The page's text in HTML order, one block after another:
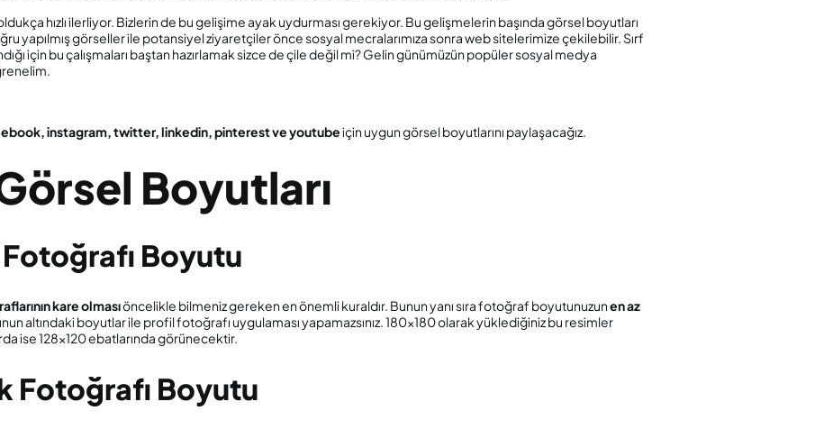
hızlı ilerliyor. Bizlerin de bu gelişime ayak uydurması gerekiyor. Bu gelişmelerin başında görsel boyutları
yapılmış görseller ile potansiyel ziyaretçiler önce sosyal mecralarımıza sonra web sitelerimize çekilebilir. Sırf
için bu çalışmaları baştan hazırlamak sizce de çile değil mi? Gelin günümüzün popüler sosyal medya
instagram, twitter, linkedin, pinterest ve youtubeiçin uygun görsel boyutlarını paylaşacağız.
Boyutları
Boyutu
kare olmasıöncelikle bilmeniz gereken en önemli kuraldır. Bunun yanı sıra fotoğraf boyutunuzunen az
altındaki boyutlar ile profil fotoğrafı uygulaması yapamazsınız. 180×180 olarak yüklediğiniz bu resimler
ise 128×120 ebatlarında görünecektir.
Fotoğrafı Boyutu